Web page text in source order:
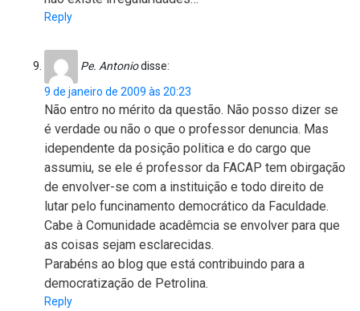
Reply
Pe. Antoniodisse:
9 de janeiro de 2009 às 20:23
Não entro no mérito da questão. Não posso dizer se
é verdade ou não o que o professor denuncia. Mas
idependente da posição politica e do cargo que
assumiu, se ele é professor da FACAP tem obirgação
de envolver-se com a instituição e todo direito de
lutar pelo funcinamento democrático da Faculdade.
Cabe à Comunidade acadêmcia se envolver para que
as coisas sejam esclarecidas.
Parabéns ao blog que está contribuindo para a
democratização de Petrolina.
Reply